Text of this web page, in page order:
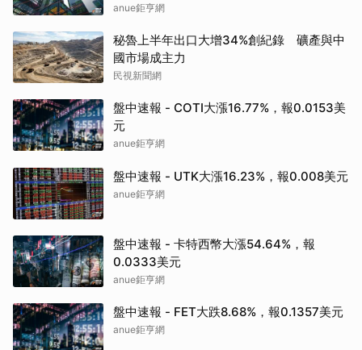
anue鉅亨網
秘魯上半年出口大增34%創紀錄 礦產與中
國市場成主力
民視新聞網
盤中速報 - COTI大漲16.77%，報0.0153美
元
anue鉅亨網
盤中速報 - UTK大漲16.23%，報0.008美元
anue鉅亨網
盤中速報 - 卡特西幣大漲54.64%，報
0.0333美元
anue鉅亨網
盤中速報 - FET大跌8.68%，報0.1357美元
anue鉅亨網